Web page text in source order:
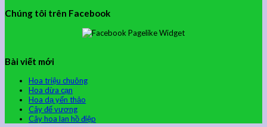
Chúng tôi trên Facebook
Bài viết mới
Hoa triệu chuông
Hoa dừa cạn
Hoa dạ yến thảo
Cây đế vương
Cây hoa lan hồ điệp